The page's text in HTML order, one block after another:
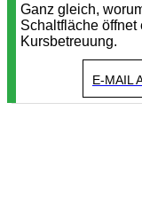
Ganz gleich,
Schaltfläche
Kursbetreuung.
E-MAIL